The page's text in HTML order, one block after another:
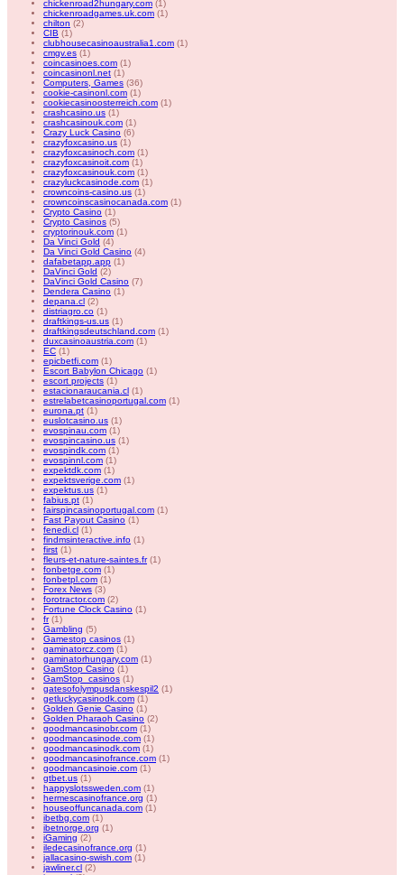
chickenroad2hungary.com (1)
chickenroadgames.uk.com (1)
chilton (2)
CIB (1)
clubhousecasinoaustralia1.com (1)
cmgv.es (1)
coincasinoes.com (1)
coincasinonl.net (1)
Computers, Games (36)
cookie-casinonl.com (1)
cookiecasinoosterreich.com (1)
crashcasino.us (1)
crashcasinouk.com (1)
Crazy Luck Casino (6)
crazyfoxcasino.us (1)
crazyfoxcasinoch.com (1)
crazyfoxcasinoit.com (1)
crazyfoxcasinouk.com (1)
crazyluckcasinode.com (1)
crowncoins-casino.us (1)
crowncoinscasinocanada.com (1)
Crypto Casino (1)
Crypto Casinos (5)
cryptorinouk.com (1)
Da Vinci Gold (4)
Da Vinci Gold Casino (4)
dafabetapp.app (1)
DaVinci Gold (2)
DaVinci Gold Casino (7)
Dendera Casino (1)
depana.cl (2)
distriagro.co (1)
draftkings-us.us (1)
draftkingsdeutschland.com (1)
duxcasinoaustria.com (1)
EC (1)
epicbetfi.com (1)
Escort Babylon Chicago (1)
escort projects (1)
estacionaraucania.cl (1)
estrelabetcasinoportugal.com (1)
eurona.pt (1)
euslotcasino.us (1)
evospinau.com (1)
evospincasino.us (1)
evospindk.com (1)
evospinnl.com (1)
expektdk.com (1)
expektsverige.com (1)
expektus.us (1)
fabius.pt (1)
fairspincasinoportugal.com (1)
Fast Payout Casino (1)
fenedi.cl (1)
findmsinteractive.info (1)
first (1)
fleurs-et-nature-saintes.fr(1)
fonbetge.com (1)
fonbetpl.com (1)
Forex News (3)
forotractor.com (2)
Fortune Clock Casino (1)
fr(1)
Gambling (5)
Gamestop casinos (1)
gaminatorcz.com (1)
gaminatorhungary.com (1)
GamStop Casino (1)
GamStop_casinos (1)
gatesofolympusdanskespil2 (1)
getluckycasinodk.com (1)
Golden Genie Casino (1)
Golden Pharaoh Casino (2)
goodmancasinobr.com (1)
goodmancasinode.com (1)
goodmancasinodk.com (1)
goodmancasinofrance.com (1)
goodmancasinoie.com (1)
gtbet.us (1)
happyslotssweden.com (1)
hermescasinofrance.org (1)
houseoffuncanada.com (1)
ibetbg.com (1)
ibetnorge.org (1)
iGaming (2)
iledecasinofrance.org (1)
jallacasino-swish.com (1)
jawliner.cl (2)